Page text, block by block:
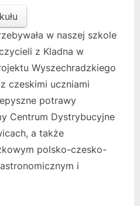
w naszej szkole
z Kladna w
Wyszechradzkiego
czeskimi uczniami
potrawy
Centrum Dystrybucyjne
a także
polsko-czesko-
i